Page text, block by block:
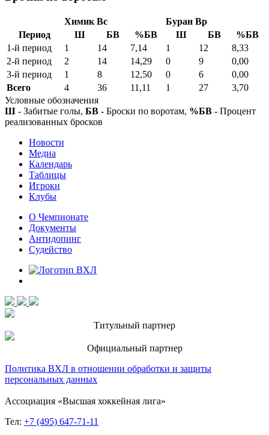
Химик Вс
Буран Вр
Период
Ш БВ %БВ Ш БВ
%БВ
1-й период
1 14 7,14 1 12
8,33
2-й период
2 14 14,29 0 9
0,00
3-й период
1 8 12,50 0 6
0,00
Всего
4 36 11,11 1 27
3,70
Условные обозначения
Ш - Забитые голы, БВ - Броски по воротам, %БВ - Процент
реализованных бросков
Новости
Медиа
Календарь
Таблицы
Игроки
Клубы
О Чемпионате
Документы
Антидопинг
Судейство
Титульный партнер
Официальный партнер
Политика ВХЛ в отношении обработки и защиты
персональных данных
Ассоциация «Высшая хоккейная лига»
Тел: +7 (495) 647-71-11